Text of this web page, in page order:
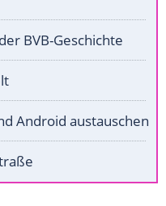
BVB-Geschichte
Android austauschen